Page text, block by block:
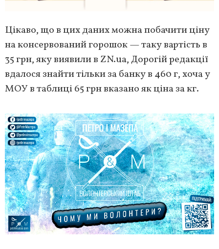
Цікаво, що в цих даних можна побачити ціну
на консервований горошок — таку вартість в
35 грн, яку виявили в ZN.ua, Дорогій редакції
вдалося знайти тільки за банку в 460 г, хоча у
МОУ в таблиці 65 грн вказано як ціна за кг.